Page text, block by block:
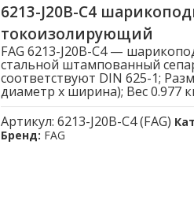
6213-J20B-C4
токоизолирующий
FAG 6213-J20B-C4 —
стальной штампованный
соответствуют DIN 625-1;
диаметр x ширина); Вес 0.977
Артикул: 6213-J20B-C4 (FAG)
Бренд: FAG